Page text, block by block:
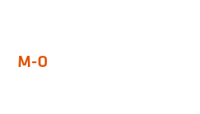
M-O